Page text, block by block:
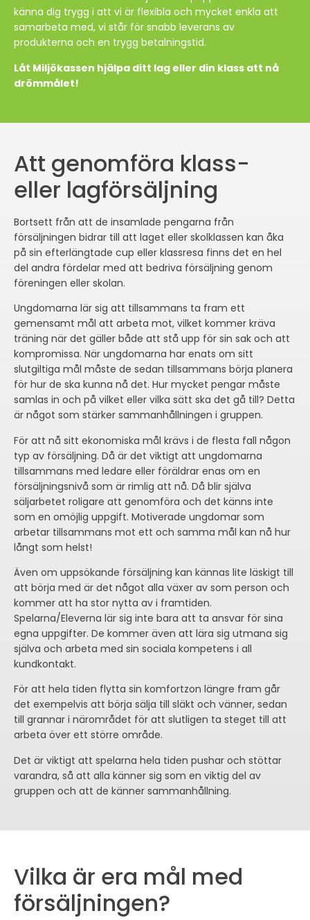
känna dig trygg i att vi är flexibla och mycket enkla att
samarbeta med, vi står för snabb leverans av
produkterna och en trygg betalningstid.
Låt Miljökassen hjälpa ditt lag eller din klass att nå
drömmålet!
Att genomföra klass-
eller lagförsäljning
Bortsett från att de insamlade pengarna från
försäljningen bidrar till att laget eller skolklassen kan åka
på sin efterlängtade cup eller klassresa finns det en hel
del andra fördelar med att bedriva försäljning genom
föreningen eller skolan.
Ungdomarna lär sig att tillsammans ta fram ett
gemensamt mål att arbeta mot, vilket kommer kräva
träning när det gäller både att stå upp för sin sak och att
kompromissa. När ungdomarna har enats om sitt
slutgiltiga mål måste de sedan tillsammans börja planera
för hur de ska kunna nå det. Hur mycket pengar måste
samlas in och på vilket eller vilka sätt ska det gå till? Detta
är något som stärker sammanhållningen i gruppen.
För att nå sitt ekonomiska mål krävs i de flesta fall någon
typ av försäljning. Då är det viktigt att ungdomarna
tillsammans med ledare eller föräldrar enas om en
försäljningsnivå som är rimlig att nå. Då blir själva
säljarbetet roligare att genomföra och det känns inte
som en omöjlig uppgift. Motiverade ungdomar som
arbetar tillsammans mot ett och samma mål kan nå hur
långt som helst!
Även om uppsökande försäljning kan kännas lite läskigt till
att börja med är det något alla växer av som person och
kommer att ha stor nytta av i framtiden.
Spelarna/Eleverna lär sig inte bara att ta ansvar för sina
egna uppgifter. De kommer även att lära sig utmana sig
själva och arbeta med sin sociala kompetens i all
kundkontakt.
För att hela tiden flytta sin komfortzon längre fram går
det exempelvis att börja sälja till släkt och vänner, sedan
till grannar i närområdet för att slutligen ta steget till att
arbeta över ett större område.
Det är viktigt att spelarna hela tiden pushar och stöttar
varandra, så att alla känner sig som en viktig del av
gruppen och att de känner sammanhållning.
Vilka är era mål med
försäljningen?